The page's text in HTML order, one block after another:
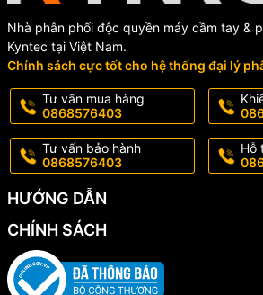
Nhà phân phối độc quyền máy cầm tay &
Kyntec tại Việt Nam.
Chính sách cực tốt cho hệ thống đại lý
Tư vấn mua hàng
0868576403
Tư vấn bảo hành
0868576403
Hỗ
HƯỚNG DẪN
CHÍNH SÁCH